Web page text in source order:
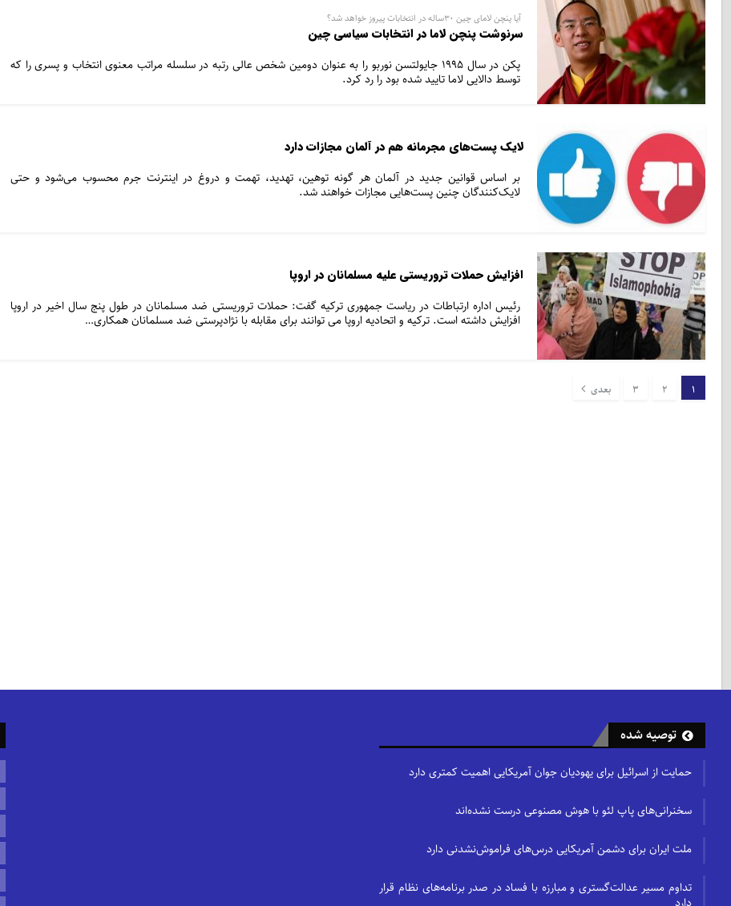
آیا پنچن لامای چین 30ساله در انتخابات پیروز خواهد شد؟
سرنوشت پنچن لاما در انتخابات سیاسی چین
پکن در سال 1995 جایولتسن نوربو را به عنوان دومین شخص عالی رتبه در سلسله مراتب معنوی انتخاب و پسری را که
توسط دالایی لاما تایید شده بود را رد کرد.
لایک پست‌های مجرمانه هم در آلمان مجازات‌ دارد
بر اساس قوانین جدید در آلمان هر گونه توهین، تهدید، تهمت و دروغ در اینترنت جرم محسوب می‌شود و حتی
لایک‌کنندگان چنین پست‌هایی مجازات خواهند شد.
افزایش حملات تروریستی علیه مسلمانان در اروپا
رئیس اداره ارتباطات در ریاست جمهوری ترکیه گفت: حملات تروریستی ضد مسلمانان در طول پنج سال اخیر در اروپا
افزایش داشته است. ترکیه و اتحادیه اروپا می توانند برای مقابله با نژادپرستی ضد مسلمانان همکاری…
1
2
3 بعدی
توصیه شده
حمایت از اسرائیل برای یهودیان جوان آمریکایی اهمیت کمتری دارد
سخنرانی‌های پاپ لئو با هوش مصنوعی درست نشده‌اند
ملت ایران برای دشمن آمریکایی درس‌های فراموش‌نشدنی دارد
تداوم مسیر عدالت‌گستری و مبارزه با فساد در صدر برنامه‌های نظام قرار